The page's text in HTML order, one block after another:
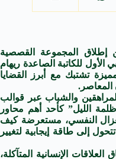
إطلاق المجموعة القصصية
الأول للكاتبة الصاعدة ريهام
تشتبك مع أبرز القضايا
المعاصر.
والشباب عبر قوالب
الليل” كأحد أهم محاور
النفسي، مستعرضة كيف
إلى طاقة إيجابية لتغيير
الإنسانية المتآكلة،